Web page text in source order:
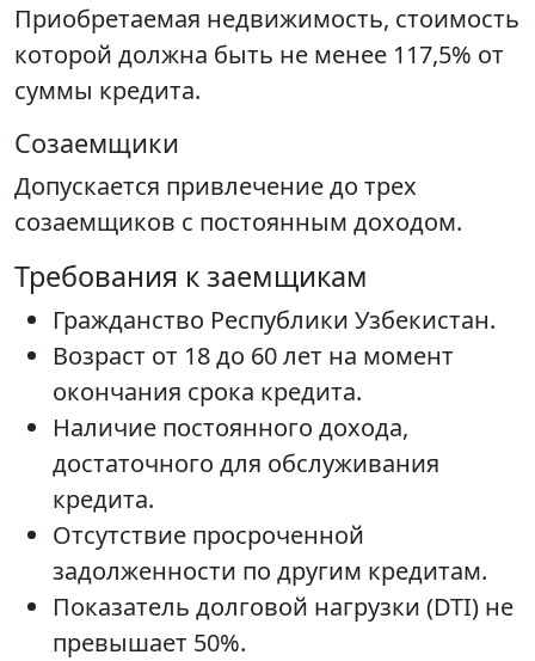
Приобретаемая недвижимость, стоимость
которой должна быть не менее 117,5% от
суммы кредита.
Созаемщики
Допускается привлечение до трех
созаемщиков с постоянным доходом.
Требования к заемщикам
Гражданство Республики Узбекистан.
Возраст от 18 до 60 лет на момент
окончания срока кредита.
Наличие постоянного дохода,
достаточного для обслуживания
кредита.
Отсутствие просроченной
задолженности по другим кредитам.
Показатель долговой нагрузки (DTI) не
превышает 50%.